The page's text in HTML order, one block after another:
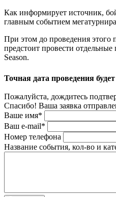
Как информирует источник,
главным событием
При этом до проведения
предстоит провести
Season.
Точная дата проведения
Пожалуйста, дождитесь
Спасибо! Ваша заявка
Ваше имя*
Ваш e-mail*
Номер телефона
Название события, кол-во и